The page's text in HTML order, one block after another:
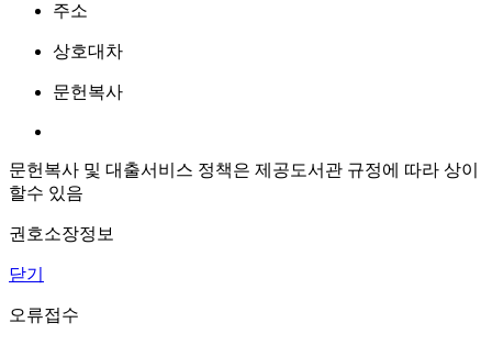
주소
상호대차
문헌복사
문헌복사 및 대출서비스 정책은 제공도서관 규정에 따라 상이
할수 있음
권호소장정보
닫기
오류접수